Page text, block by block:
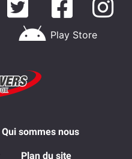
Play Store
Qui sommes nous
Plan du site